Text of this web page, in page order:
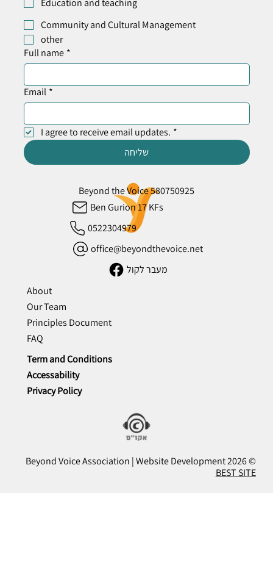
Beyond the Voice 580750925
Ben Gurion 17 KFs
0522304979
office@beyondthevoice.net
מעבר לקול
About
Our Team
Principles Document
FAQ
Term and Conditions
Accessability
Privacy Policy
Education and teaching
Community and Cultural Management
other
Full name *
Email *
I agree to receive email updates. *
שליחה
© 2026 Beyond Voice Association | Website Development
BEST SITE